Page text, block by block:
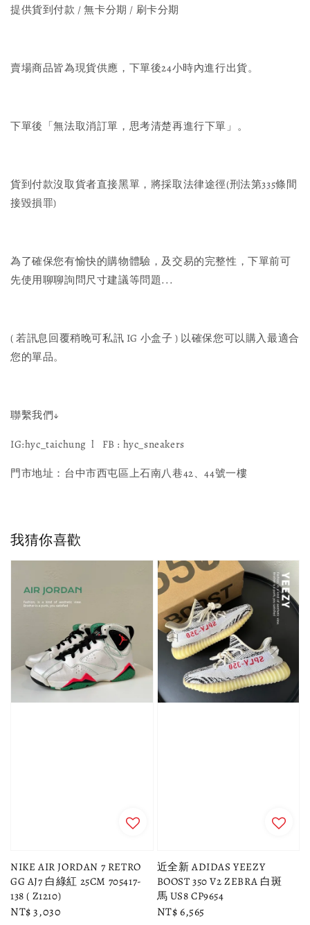
提供貨到付款 / 無卡分期 / 刷卡分期
賣場商品皆為現貨供應，下單後24小時內進行出貨。
下單後「無法取消訂單，思考清楚再進行下單」。
貨到付款沒取貨者直接黑單，將採取法律途徑(刑法第335條間
接毀損罪)
為了確保您有愉快的購物體驗，及交易的完整性，下單前可
先使用聊聊詢問尺寸建議等問題...
( 若訊息回覆稍晚可私訊 IG 小盒子 ) 以確保您可以購入最適合
您的單品。
聯繫我們↓
IG:hyc_taichung l FB : hyc_sneakers
門市地址：台中市西屯區上石南八巷42、44號一樓
我猜你喜歡
NIKE AIR JORDAN 7 RETRO
GG AJ7 白綠紅 25CM 705417-
138 ( Z1210)
Regular
NT$ 3,030
近全新 ADIDAS YEEZY
BOOST 350 V2 ZEBRA 白斑
馬 US8 CP9654
Regular
NT$ 6,565